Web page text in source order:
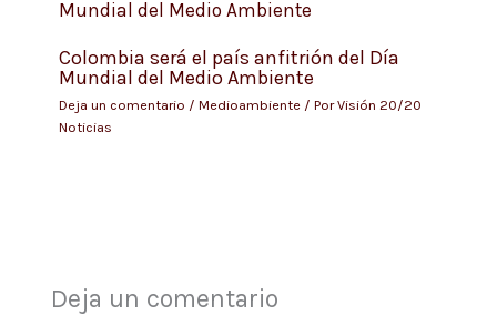
Colombia será el país anfitrión del Día
Mundial del Medio Ambiente
Deja un comentario / Medioambiente/ PorVisión 20/20
Noticias
Deja un comentario